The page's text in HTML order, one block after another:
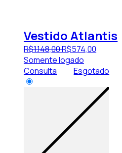
Vestido Atlantis
R$1.148,00R$574,00
Somente logado
Consulta
Esgotado